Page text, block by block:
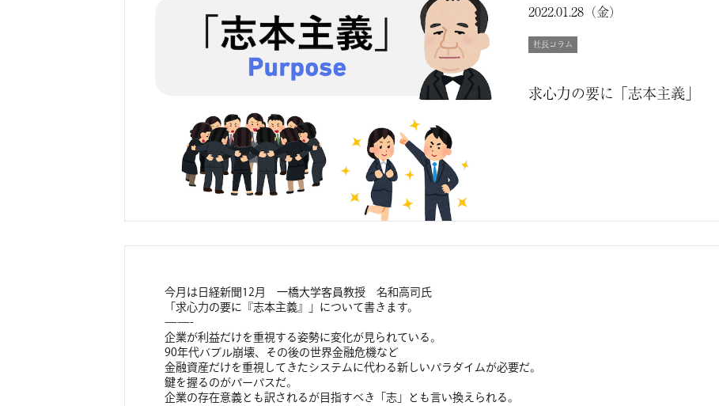
2022.01.28（金）
社長コラム
求心力の要に「志本主義」
今月は日経新聞12月 一橋大学客員教授 名和高司氏
「求心力の要に『志本主義』」について書きます。
——-
企業が利益だけを重視する姿勢に変化が見られている。
90年代バブル崩壊、その後の世界金融危機など
金融資産だけを重視してきたシステムに代わる新しいパラダイムが必要だ。
鍵を握るのがパーパスだ。
企業の存在意義とも訳されるが目指すべき「志」とも言い換えられる。